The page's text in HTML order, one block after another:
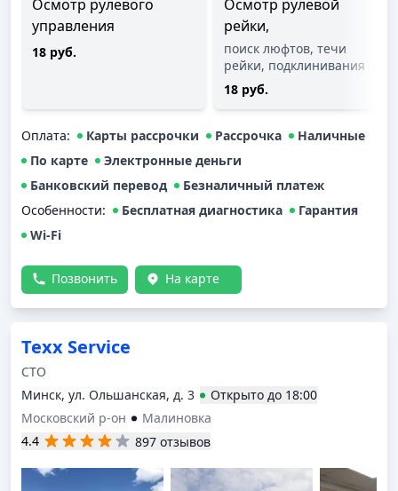
Осмотр рулевого
управления
18 руб.
Осмотр рулевой
рейки,
поиск люфтов, течи
рейки, подклинивания
18 руб.
Оплата: Карты рассрочки Рассрочка
Наличные
По карте
Электронные деньги
Банковский перевод
Безналичный платеж
Особенности:
Бесплатная диагностика
Гарантия
Wi-Fi
Позвонить На карте
Texx Service
СТО
Минск, ул. Ольшанская, д. 3
Открыто до 18:00
Московский р-он
Малиновка
4.4
897 отзывов